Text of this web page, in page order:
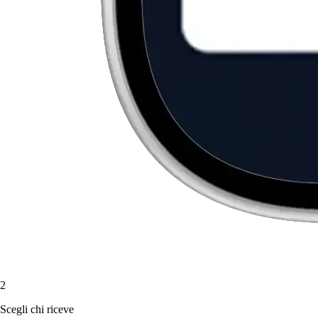
2
Scegli chi riceve